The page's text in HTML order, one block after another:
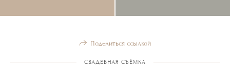
Поделиться ссылкой
СВАДЕБНАЯ СЪЁМКА